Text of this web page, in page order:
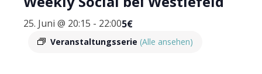
25. Juni @ 20:15 - 22:00
Veranstaltungsserie (Alle ansehen)
5€